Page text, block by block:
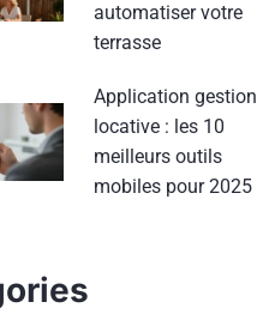
automatiser votre
terrasse
Application gestion
locative : les 10
meilleurs outils
mobiles pour 2025